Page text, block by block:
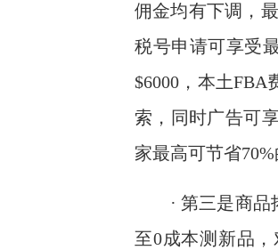
佣金均有下调，
税号申请可享受
$6000，本土
索，同时广告可
家最高可节省
· 第三是商
至0成本测新品